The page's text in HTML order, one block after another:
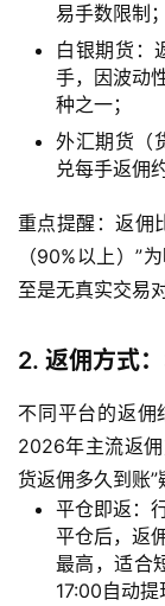
首
页
易手数限制；
白银期货：
手，因波动
种之一；
外汇期货（
兑每手返佣
重点提醒：返佣
（90%以上）”
至是无真实交易
2. 返佣方式
不同平台的返佣
2026年主流返
货返佣多久到账”
平仓即返：
平仓后，返
最高，适合
17:00自动提